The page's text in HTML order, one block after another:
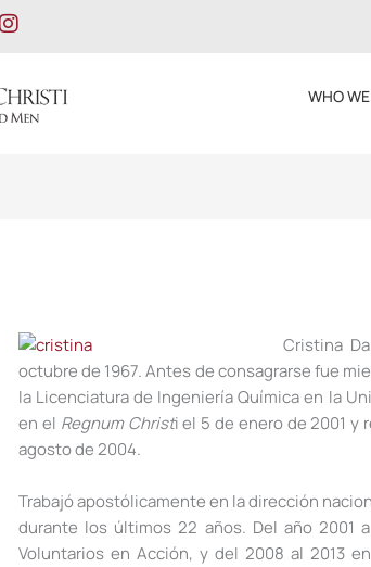
I
n
t
a
g
WHO
Cristina
octubre de 1967. Antes de consagrarse fue
la Licenciatura de Ingeniería Química en la
en el Regnum Christi el 5 de enero de 2001 y
agosto de 2004.
Trabajó apostólicamente en la dirección
durante los últimos 22 años. Del año 2001
Voluntarios en Acción, y del 2008 al 2013